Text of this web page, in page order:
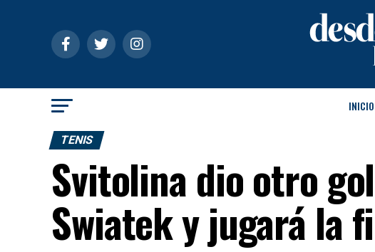
INICIO
TENIS
Svitolina dio otro
Swiatek y jugará la